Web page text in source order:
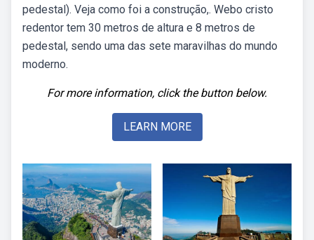
pedestal). Veja como foi a construção,. Webo cristo
redentor tem 30 metros de altura e 8 metros de
pedestal, sendo uma das sete maravilhas do mundo
moderno.
For more information, click the button below.
LEARN MORE